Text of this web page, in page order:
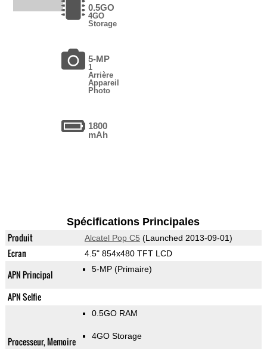
0.5GO
4GO
Storage
5-MP
1
Arrière
Appareil
Photo
1800
mAh
Spécifications Principales
Produit Alcatel Pop C5 (Launched 2013-09-01)
Ecran 4.5" 854x480 TFT LCD
APN Principal 5-MP (Primaire)
APN Selfie
Processeur, Memoire
0.5GO RAM
4GO Storage